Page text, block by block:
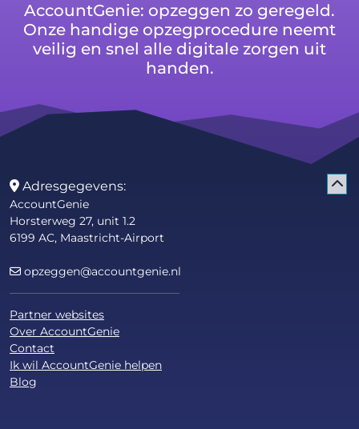
AccountGenie: opzeggen zo geregeld.
Onze handige opzegprocedure neemt
veilig en snel alle digitale zorgen uit
handen.
Adresgegevens:
AccountGenie
Horsterweg 27, unit 1.2
6199 AC, Maastricht-Airport
opzeggen@accountgenie.nl
Partner websites
Over AccountGenie
Contact
Ik wil AccountGenie helpen
Blog